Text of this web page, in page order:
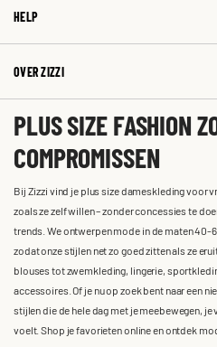
HELP
OVER ZIZZI
PLUS SIZE FASHION
COMPROMISSEN
Bij Zizzi vind je plus size dameskleding voor
zoals ze zelf willen – zonder concessies te
trends. We ontwerpen mode in de maten
zodat onze stijlen net zo goed zitten als ze
blouses tot zwemkleding, lingerie,
accessoires. Of je nu op zoek bent naar een
stijlen die de hele dag met je meebewegen,
voelt. Shop je favorieten online en ontdek